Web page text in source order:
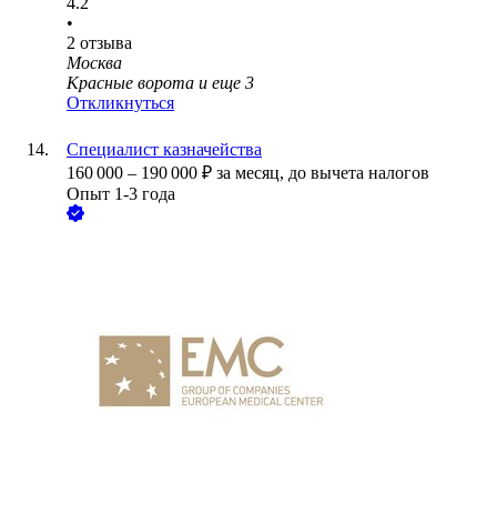
•
2 отзыва
Москва
Красные ворота и еще 3
Откликнуться
Специалист казначейства
160 000 – 190 000 ₽ за месяц, до вычета налогов
Опыт 1-3 года